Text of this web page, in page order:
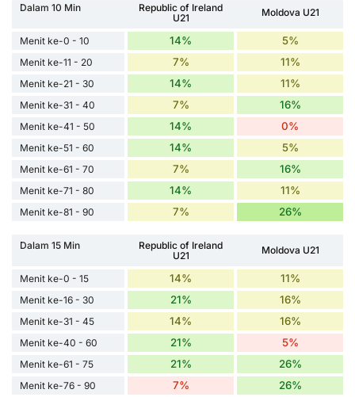
Dalam 10 Min
Republic of Ireland
U21
Moldova U21
Menit ke-0 - 10 14% 5%
Menit ke-11 - 20 7% 11%
Menit ke-21 - 30 14% 11%
Menit ke-31 - 40 7% 16%
Menit ke-41 - 50 14% 0%
Menit ke-51 - 60 14% 5%
Menit ke-61 - 70 7% 16%
Menit ke-71 - 80 14% 11%
Menit ke-81 - 90 7% 26%
Dalam 15 Min
Republic of Ireland
U21
Moldova U21
Menit ke-0 - 15 14% 11%
Menit ke-16 - 30 21% 16%
Menit ke-31 - 45 14% 16%
Menit ke-40 - 60 21% 5%
Menit ke-61 - 75 21% 26%
Menit ke-76 - 90 7% 26%